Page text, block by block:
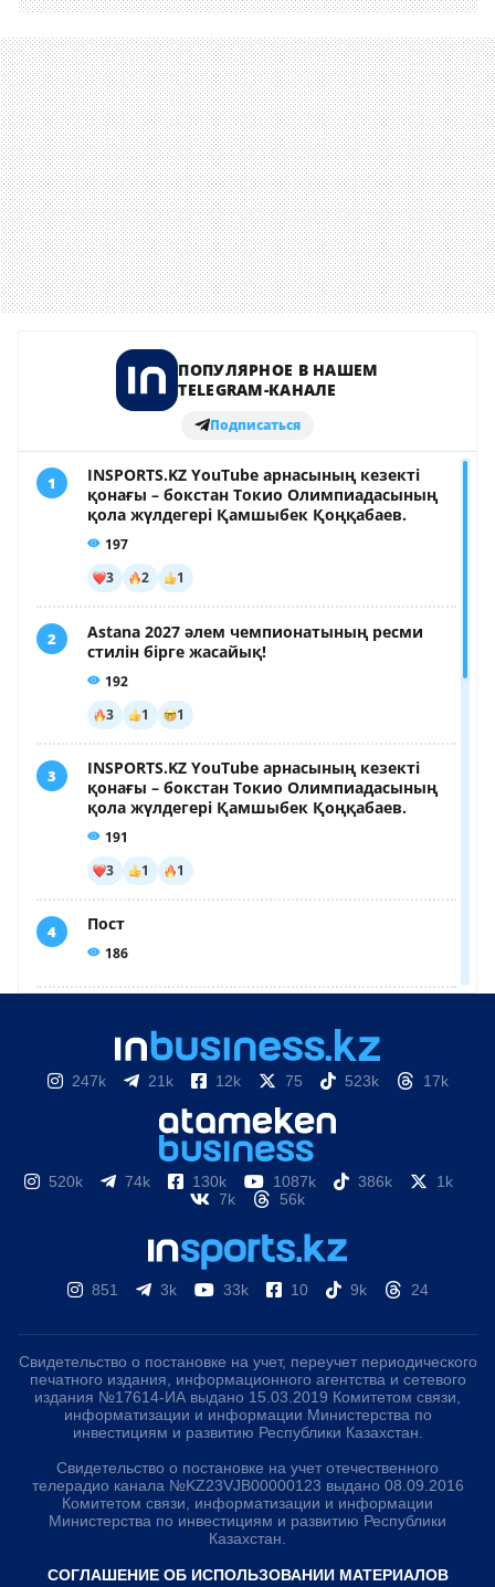
247k 21k 12k 75 523k 17k
520k 74k 130k 1087k 386k
1k
7k
56k
851 3k 33k 10 9k 24
Свидетельство о постановке на учет, переучет периодического
печатного издания, информационного агентства и сетевого
издания №17614-ИА выдано 15.03.2019 Комитетом связи,
информатизации и информации Министерства по
инвестициям и развитию Республики Казахстан.
Свидетельство о постановке на учет отечественного
телерадио канала №KZ23VJB00000123 выдано 08.09.2016
Комитетом связи, информатизации и информации
Министерства по инвестициям и развитию Республики
Казахстан.
СОГЛАШЕНИЕ ОБ ИСПОЛЬЗОВАНИИ МАТЕРИАЛОВ